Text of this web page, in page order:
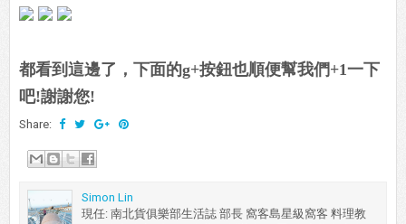
都看到這邊了，下面的g+按鈕也順便幫我們+1一下
吧!謝謝您!
Share:
Simon Lin
現任: 南北貨俱樂部生活誌 部長 窩客島星級窩客 料理教